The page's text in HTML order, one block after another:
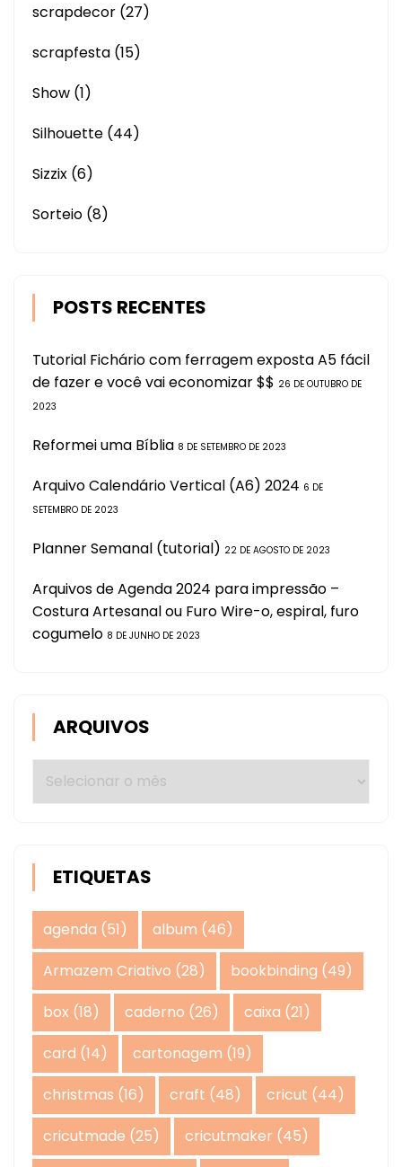
scrapdecor (27)
scrapfesta (15)
Show (1)
Silhouette (44)
Sizzix (6)
Sorteio (8)
POSTS RECENTES
Tutorial Fichário com ferragem exposta A5 fácil
de fazer e você vai economizar $$ 26 DE OUTUBRO DE
2023
Reformei uma Bíblia 8 DE SETEMBRO DE 2023
Arquivo Calendário Vertical (A6) 2024 6 DE
SETEMBRO DE 2023
Planner Semanal (tutorial) 22 DE AGOSTO DE 2023
Arquivos de Agenda 2024 para impressão –
Costura Artesanal ou Furo Wire-o, espiral, furo
cogumelo 8 DE JUNHO DE 2023
ARQUIVOS
Arquivos
ETIQUETAS
agenda (51) album (46)
Armazem Criativo (28) bookbinding (49)
box (18) caderno (26) caixa (21)
card (14) cartonagem (19)
christmas (16) craft (48) cricut (44)
cricutmade (25) cricutmaker (45)